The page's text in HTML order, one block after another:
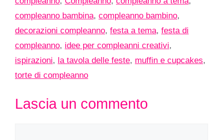
compleanno bambina, compleanno bambino,
decorazioni compleanno, festa a tema, festa di
compleanno, idee per compleanni creativi,
ispirazioni, la tavola delle feste, muffin e cupcakes,
torte di compleanno
Lascia un commento